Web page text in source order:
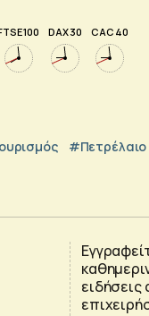
100 DAX 30 CAC 40
#Πετρέλαιο
ειδήσεις